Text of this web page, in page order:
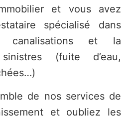
et vous avez
spécialisé dans
canalisations et la
(fuite d’eau,
de nos services de
et oubliez les